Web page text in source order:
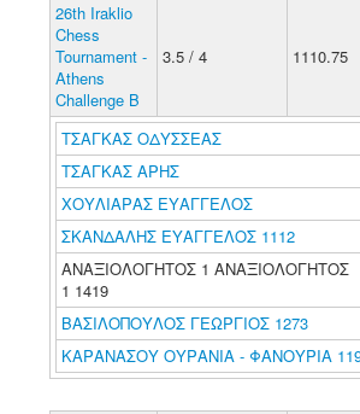
26th Iraklio
Chess
Tournament -
Athens
Challenge B
3.5 / 4 1110.75
ΤΣΑΓΚΑΣ ΟΔΥΣΣΕΑΣ
ΤΣΑΓΚΑΣ ΑΡΗΣ
ΧΟΥΛΙΑΡΑΣ ΕΥΑΓΓΕΛΟΣ
ΣΚΑΝΔΑΛΗΣ ΕΥΑΓΓΕΛΟΣ 1112
ΑΝΑΞΙΟΛΟΓΗΤΟΣ 1 ΑΝΑΞΙΟΛΟΓΗΤΟΣ
1 1419
ΒΑΣΙΛΟΠΟΥΛΟΣ ΓΕΩΡΓΙΟΣ 1273
ΚΑΡΑΝΑΣΟΥ ΟΥΡΑΝΙΑ - ΦΑΝΟΥΡΙΑ